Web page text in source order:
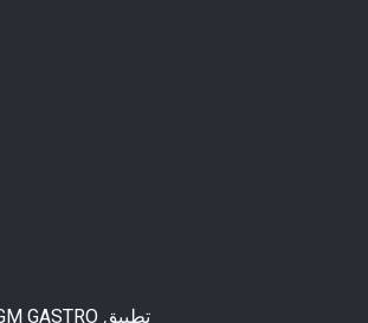
GGM GASTRO تطبيق